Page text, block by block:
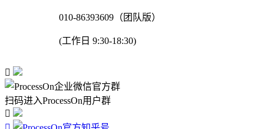
010-86393609（团队版）
(工作日 9:30-18:30)

扫码进入ProcessOn用户群
